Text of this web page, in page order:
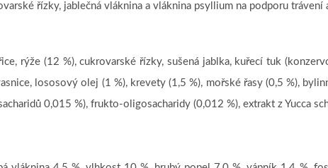
řízky, jablečná vláknina a vláknina psyllium na podporu trávení
rýže (12 %), cukrovarské řízky, sušená jablka, kuřecí tuk
lososový olej (1 %), krevety (1,5 %), mořské řasy (0,5 %),
0,015 %), frukto-oligosacharidy (0,012 %), extrakt z Yucca